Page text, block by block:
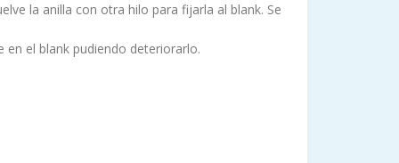
la anilla con otra hilo para fijarla al blank. Se
el blank pudiendo deteriorarlo.